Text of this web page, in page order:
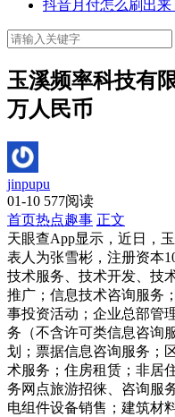
抖音月付怎么刷出来
玉溪频率科技有
万人民币
jinpupu
01-10 577阅读
首页热点趣事 正文
天眼查App显示，近日，
表人为张雪彬，注册资本
技术服务、技术开发、技
推广；信息技术咨询服务
事投资活动；企业总部管
务（不含许可类信息咨询
划；票据信息咨询服务；
术服务；住房租赁；非居
务网点旅游招徕、咨询服
电组件设备销售；建筑材